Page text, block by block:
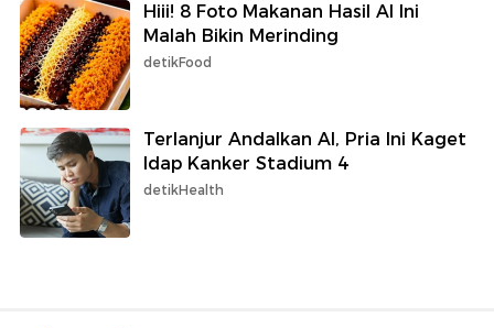
Hiii! 8 Foto Makanan Hasil AI Ini
Malah Bikin Merinding
detikFood
Terlanjur Andalkan AI, Pria Ini Kaget
Idap Kanker Stadium 4
detikHealth